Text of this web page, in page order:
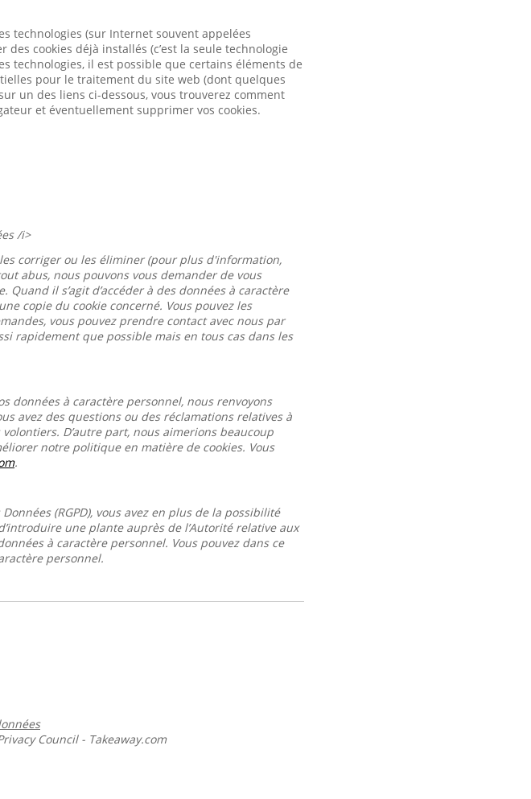
technologies (sur Internet souvent appelées
cookies déjà installés (c’est la seule technologie
technologies, il est possible que certains éléments de
pour le traitement du site web (dont quelques
un des liens ci-dessous, vous trouverez comment
et éventuellement supprimer vos cookies.
/i>
corriger ou les éliminer (pour plus d'information,
abus, nous pouvons vous demander de vous
il s’agit d’accéder à des données à caractère
copie du cookie concerné. Vous pouvez les
vous pouvez prendre contact avec nous par
rapidement que possible mais en tous cas dans les
données à caractère personnel, nous renvoyons
avez des questions ou des réclamations relatives à
D’autre part, nous aimerions beaucoup
notre politique en matière de cookies. Vous
.
(RGPD), vous avez en plus de la possibilité
une plante auprès de l’Autorité relative aux
à caractère personnel. Vous pouvez dans ce
personnel.
Council - Takeaway.com